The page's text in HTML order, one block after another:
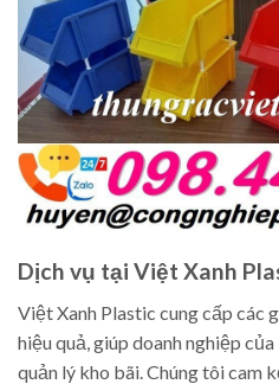
Dịch vụ tại Việt Xanh
Việt Xanh Plastic cung cấp các
hiệu quả, giúp doanh nghiệp
quản lý kho bãi. Chúng tôi cam